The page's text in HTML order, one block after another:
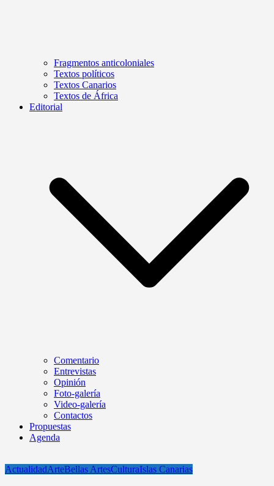
Fragmentos anticoloniales
Textos políticos
Textos Canarios
Textos de África
Editorial
Comentario
Entrevistas
Opinión
Foto-galería
Video-galería
Contactos
Propuestas
Agenda
ActualidadArteBellas ArtesCulturaIslas Canarias